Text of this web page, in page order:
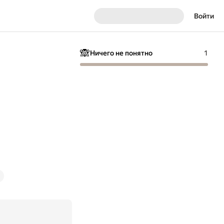
Войти
🙈Ничего не понятно 1